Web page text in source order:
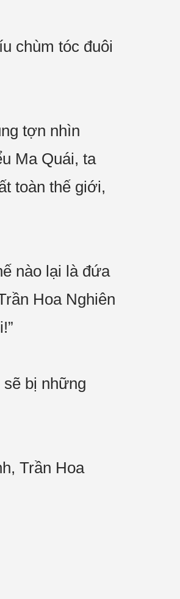
chùm tóc đuôi
tợn nhìn
Ma Quái, ta
toàn thế giới,
nào lại là đứa
Hoa Nghiên
bị những
Trần Hoa